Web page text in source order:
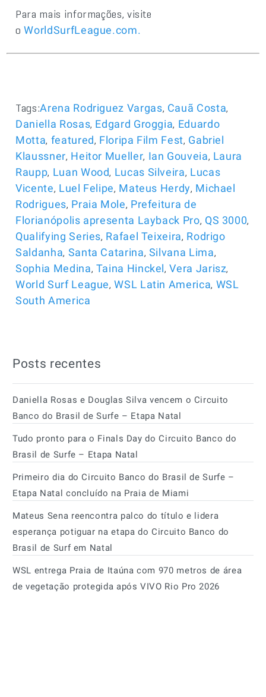
Para mais informações, visite
oWorldSurfLeague.com.
Tags:Arena Rodriguez Vargas, Cauã Costa,
Daniella Rosas, Edgard Groggia, Eduardo
Motta, featured, Floripa Film Fest, Gabriel
Klaussner, Heitor Mueller, Ian Gouveia, Laura
Raupp, Luan Wood, Lucas Silveira, Lucas
Vicente, Luel Felipe, Mateus Herdy, Michael
Rodrigues, Praia Mole, Prefeitura de
Florianópolis apresenta Layback Pro, QS 3000,
Qualifying Series, Rafael Teixeira, Rodrigo
Saldanha, Santa Catarina, Silvana Lima,
Sophia Medina, Taina Hinckel,Vera Jarisz,
World Surf League,WSL Latin America, WSL
South America
Posts recentes
Daniella Rosas e Douglas Silva vencem o Circuito
Banco do Brasil de Surfe – Etapa Natal
Tudo pronto para o Finals Day do Circuito Banco do
Brasil de Surfe – Etapa Natal
Primeiro dia do Circuito Banco do Brasil de Surfe –
Etapa Natal concluído na Praia de Miami
Mateus Sena reencontra palco do título e lidera
esperança potiguar na etapa do Circuito Banco do
Brasil de Surf em Natal
WSL entrega Praia de Itaúna com 970 metros de área
de vegetação protegida após VIVO Rio Pro 2026